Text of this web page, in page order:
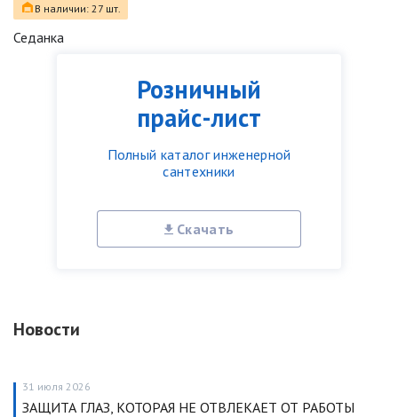
Розничный
прайс-лист
Полный каталог инженерной
сантехники
Скачать
Новости
31 июля 2026
ЗАЩИТА ГЛАЗ, КОТОРАЯ НЕ ОТВЛЕКАЕТ ОТ РАБОТЫ
В наличии: 27 шт.
Седанка